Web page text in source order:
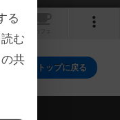
作戦～のトップに戻る
稿
る
む
共